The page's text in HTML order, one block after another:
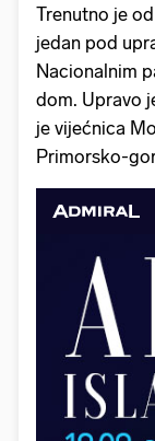
Trenutno je
jedan pod
Nacionalnim
dom. Upravo
je vijećnica
Primorsko-